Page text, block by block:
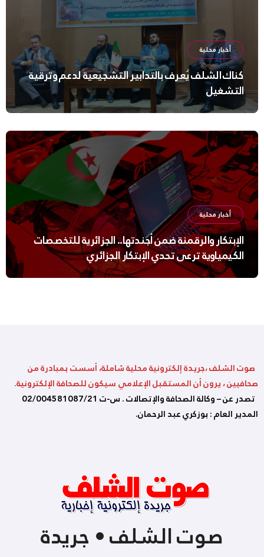
أخبار محلية
كناك الشلف يُعرف بالتدابير التشجيعية لدعم وترقية
التشغيل
أخبار محلية
الإبتكار والرقمنة ضمن أجندتها.. الجزائرية للتخصصات
الكيمياوية ترعى تحدي الإبتكار الجزائري
صوت الشلف ،جريدة إلكترونية محلية شاملة، أسست بمبادرة من
صحافيين ، يرون أن المستقبل الإعلامي سيكون للصحافة الإلكترونية.
تصدر عن – وكالة الصحافة والإتصالات . س-ت 02/004581087/21
المدير العام : بوزكري عبد الرحمان.
صوت الشلف • جريدة